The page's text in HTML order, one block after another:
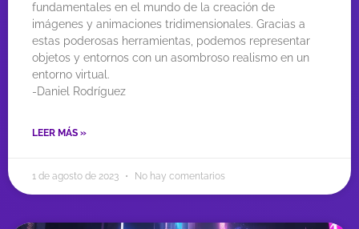
fundamentales en el mundo de la creación de
imágenes y animaciones tridimensionales. Gracias a
estas poderosas herramientas, podemos representar
objetos y entornos con un asombroso realismo en un
entorno virtual.
-Daniel Rodríguez
LEER MÁS »
1 de agosto de 2023 No hay comentarios